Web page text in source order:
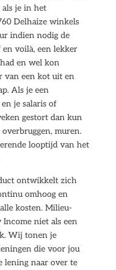
als je in het
Delhaize winkels
indien nodig de
voilà, een lekker
en wel kon
van een kot uit en
Als je een
je salaris of
gestort dan kun
muren.
looptijd van het
ontwikkelt zich
omhoog en
kosten. Milieu-
niet als een
Wij tonen je
die voor jou
lening naar over te